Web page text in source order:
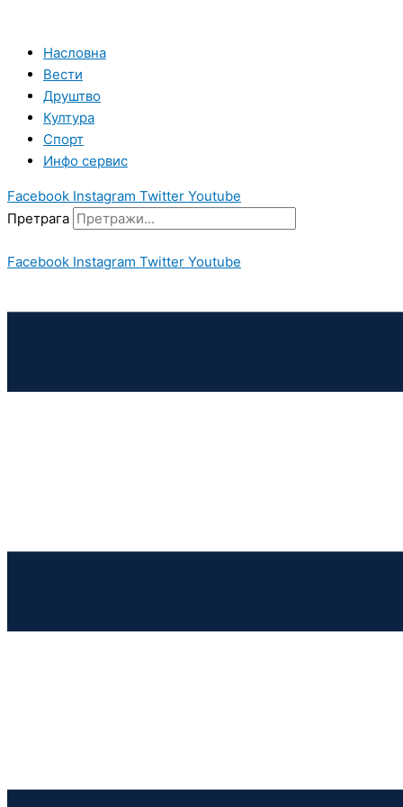
садржајНасловна
Вести
Друштво
Култура
Спорт
Инфо сервис
Facebook Instagram Twitter Youtube
Претрага
Facebook Instagram Twitter Youtube